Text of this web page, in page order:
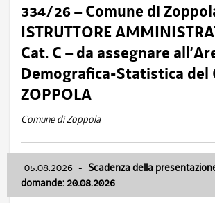
334/26 – Comune di
ISTRUTTORE
Cat. C – da assegnare
Demografica-Statistica del
ZOPPOLA
Comune di Zoppola
05.08.2026 - Scadenza della
domande: 20.08.2026